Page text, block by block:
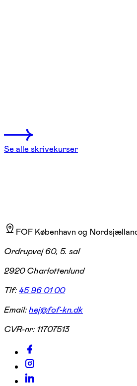
Se alle skrivekurser
FOF København og
Ordrupvej 60, 5. sal
2920 Charlottenlund
Tlf:45 96 01 00
Email:hej@fof-kn.dk
CVR-nr: 11707513